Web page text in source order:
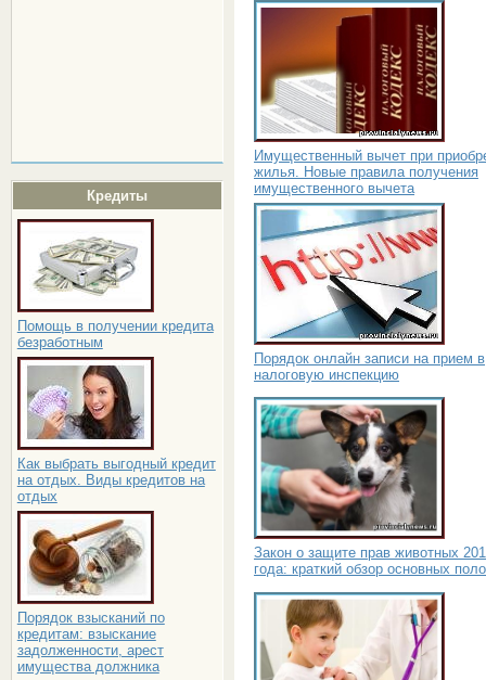
Кредиты
Помощь в получении кредита
безработным
Как выбрать выгодный кредит
на отдых. Виды кредитов на
отдых
Порядок взысканий по
кредитам: взыскание
задолженности, арест
имущества должника
Имущественный вычет при
жилья. Новые правила получения
имущественного вычета
Порядок онлайн записи на прием в
налоговую инспекцию
Закон о защите прав животных
года: краткий обзор основных